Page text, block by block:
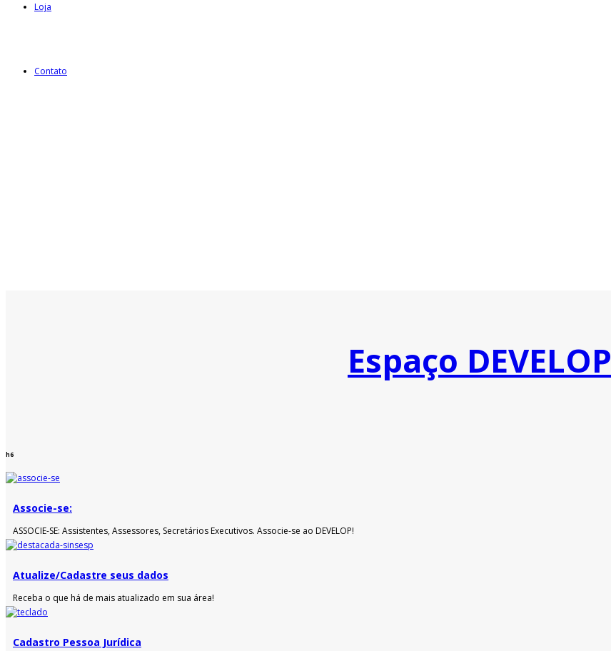
Loja
Contato
Espaço DEVELOP
h6
Associe-se:
ASSOCIE-SE: Assistentes, Assessores, Secretários Executivos. Associe-se ao DEVELOP!
Atualize/Cadastre seus dados
Receba o que há de mais atualizado em sua área!
Cadastro Pessoa Jurídica